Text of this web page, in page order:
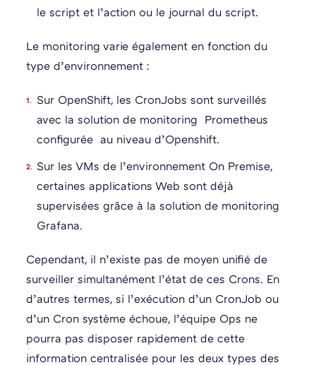
le script et l’action ou le journal du script.
Le monitoring varie également en fonction du
type d’environnement :
Sur OpenShift, les CronJobs sont surveillés
avec la solution de monitoring Prometheus
configurée au niveau d’Openshift.
Sur les VMs de l’environnement On Premise,
certaines applications Web sont déjà
supervisées grâce à la solution de monitoring
Grafana.
Cependant, il n’existe pas de moyen unifié de
surveiller simultanément l’état de ces Crons. En
d’autres termes, si l’exécution d’un CronJob ou
d’un Cron système échoue, l’équipe Ops ne
pourra pas disposer rapidement de cette
information centralisée pour les deux types des